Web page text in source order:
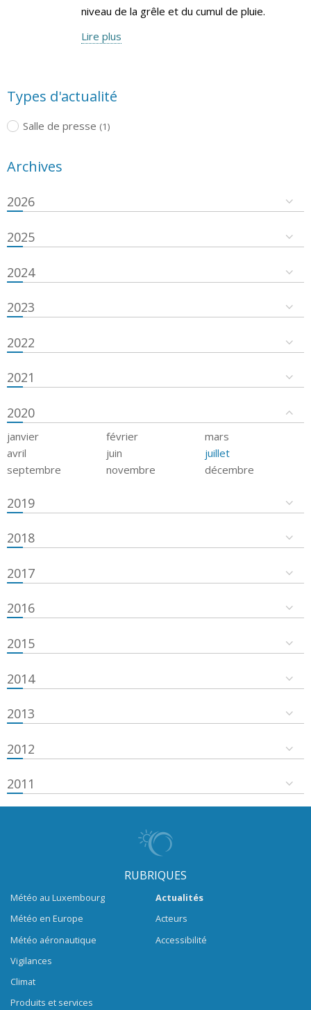
niveau de la grêle et du cumul de pluie.
Lire plus
Types d'actualité
Salle de presse (1)
Archives
2026
2025
2024
2023
2022
2021
2020
janvier février
mars
avril
juin
juillet
septembre
novembre décembre
2019
2018
2017
2016
2015
2014
2013
2012
2011
RUBRIQUES
Météo au Luxembourg
Météo en Europe
Météo aéronautique
Vigilances
Climat
Produits et services
Actualités
Acteurs
Accessibilité